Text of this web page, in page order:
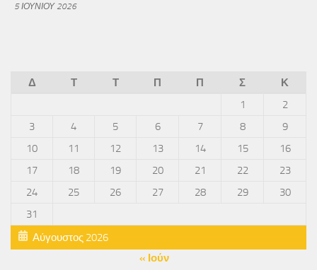
5 ΙΟΥΝΊΟΥ 2026
Αύγουστος 2026
Δ Τ Τ Π Π Σ
Κ
1
2
3
4 5 6 7 8
9
10
11 12 13 14 15
16
17
18 19 20 21 22
23
24
25 26 27 28 29
30
31
« Ιούν